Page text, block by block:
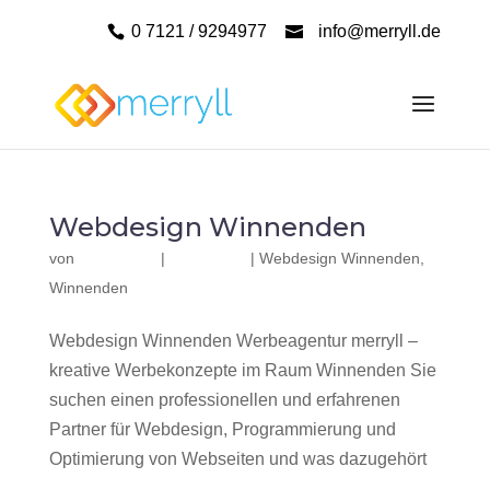
0 7121 / 9294977 info@merryll.de
Webdesign Winnenden
von | | Webdesign Winnenden
Winnenden
Webdesign Winnenden Werbeagentur merryll –
kreative Werbekonzepte im Raum Winnenden Sie
suchen einen professionellen und erfahrenen
Partner für Webdesign, Programmierung und
Optimierung von Webseiten und was dazugehört